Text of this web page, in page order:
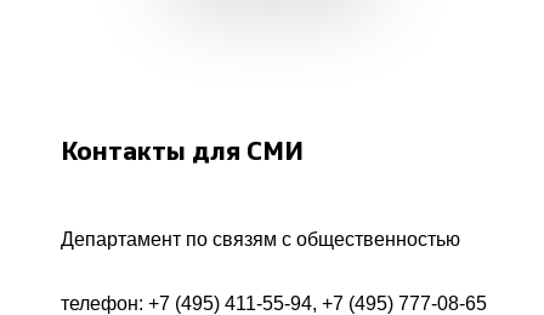
Контакты для СМИ
Департамент по связям с общественностью
телефон: +7 (495) 411-55-94, +7 (495) 777-08-65